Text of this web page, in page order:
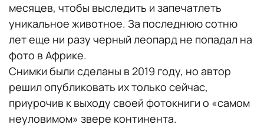
месяцев, чтобы выследить и запечатлеть
уникальное животное. За последнюю сотню
лет еще ни разу черный леопард не попадал на
фото в Африке.
Снимки были сделаны в 2019 году, но автор
решил опубликовать их только сейчас,
приурочив к выходу своей фотокниги о «самом
неуловимом» звере континента.